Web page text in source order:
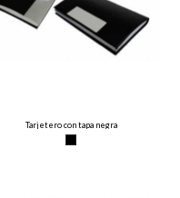
Tarjetero con tapa negra